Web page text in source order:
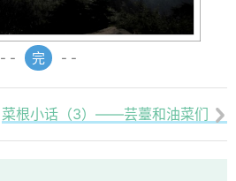
- - 完 - -
菜根小话（3）——芸薹和油菜们 